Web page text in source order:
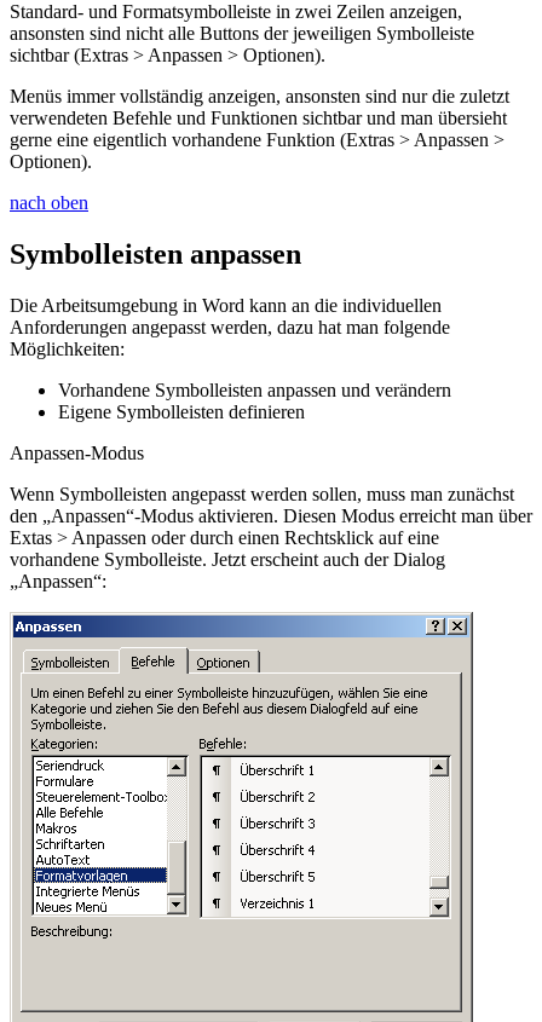
Standard- und Formatsymbolleiste in zwei Zeilen anzeigen,
ansonsten sind nicht alle Buttons der jeweiligen Symbolleiste
sichtbar (Extras > Anpassen > Optionen).
Menüs immer vollständig anzeigen, ansonsten sind nur die zuletzt
verwendeten Befehle und Funktionen sichtbar und man übersieht
gerne eine eigentlich vorhandene Funktion (Extras > Anpassen >
Optionen).
nach oben
Symbolleisten anpassen
Die Arbeitsumgebung in Word kann an die individuellen
Anforderungen angepasst werden, dazu hat man folgende
Möglichkeiten:
Vorhandene Symbolleisten anpassen und verändern
Eigene Symbolleisten definieren
Anpassen-Modus
Wenn Symbolleisten angepasst werden sollen, muss man zunächst
den „Anpassen“-Modus aktivieren. Diesen Modus erreicht man über
Extas > Anpassen oder durch einen Rechtsklick auf eine
vorhandene Symbolleiste. Jetzt erscheint auch der Dialog
„Anpassen“: